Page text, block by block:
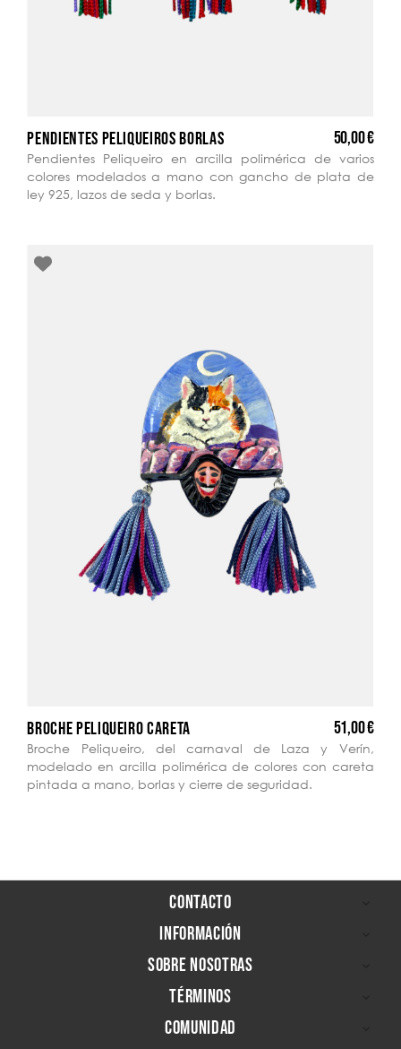
PENDIENTES PELIQUEIROS BORLAS 50,00 €
Pendientes Peliqueiro en arcilla polimérica de varios
colores modelados a mano con gancho de plata de
ley 925, lazos de seda y borlas.
BROCHE PELIQUEIRO CARETA 51,00 €
Broche Peliqueiro, del carnaval de Laza y Verín,
modelado en arcilla polimérica de colores con careta
pintada a mano, borlas y cierre de seguridad.
CONTACTO
INFORMACIÓN
SOBRE NOSOTRAS
TÉRMINOS
COMUNIDAD